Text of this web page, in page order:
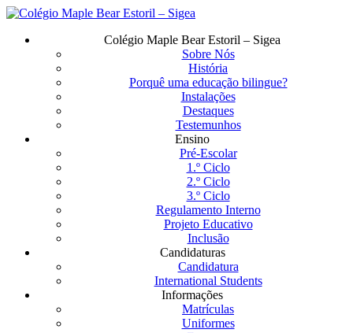
Saltar
Menu
Colégio Maple Bear Estoril – Sigea
Sobre Nós
História
Porquê uma educação bilingue?
Instalações
Destaques
Testemunhos
Ensino
Pré-Escolar
1.º Ciclo
2.º Ciclo
3.º Ciclo
Regulamento Interno
Projeto Educativo
Inclusão
Candidaturas
Candidatura
International Students
Informações
Matrículas
Uniformes